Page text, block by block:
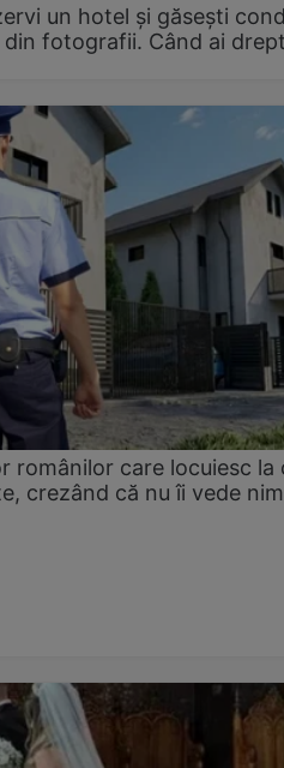
un hotel și găsești
fotografii. Când ai
românilor care locuiesc la
crezând că nu îi vede